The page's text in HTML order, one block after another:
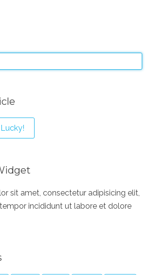
sit amet, consectetur adipisicing elit,
incididunt ut labore et dolore